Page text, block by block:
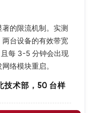
的限流机制。实测
台设备的有效带宽
每 3-5 分钟会出现
络模块重启。
技术部，50 台样